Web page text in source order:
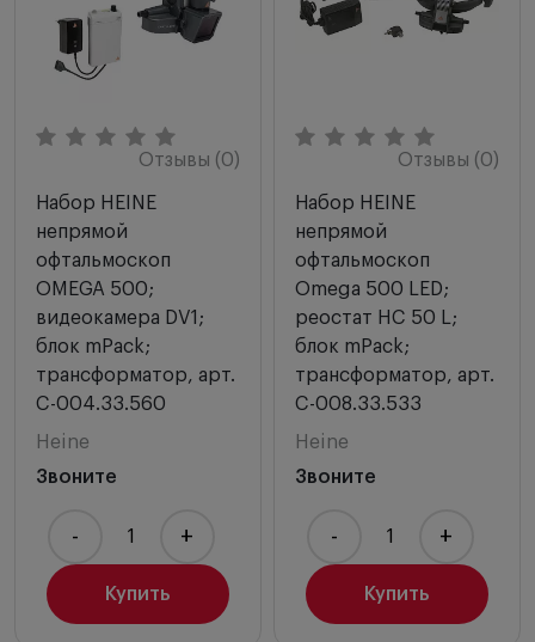
Отзывы (0)
Набор HEINE
непрямой
офтальмоскоп
OMEGA 500;
видеокамера DV1;
блок mPack;
трансформатор, арт.
C-004.33.560
Heine
Звоните
Купить
- +
Отзывы (0)
Набор HEINE
непрямой
офтальмоскоп
Omega 500 LED;
реостат HC 50 L;
блок mPack;
трансформатор, арт.
C-008.33.533
Heine
Звоните
Купить
- +